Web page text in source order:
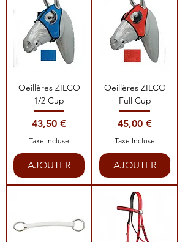
Oeillères ZILCO
1/2 Cup
Prix
43,50 €
Taxe Incluse
AJOUTER
Oeillères ZILCO
Full Cup
Prix
45,00 €
Taxe Incluse
AJOUTER